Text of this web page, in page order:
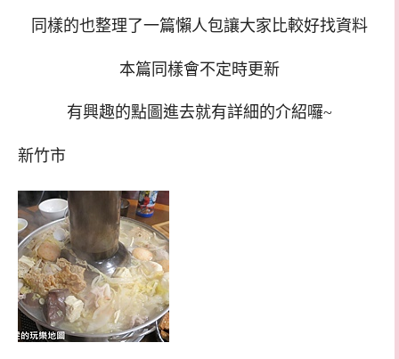
同樣的也整理了一篇懶人包讓大家比較好找資料
本篇同樣會不定時更新
有興趣的點圖進去就有詳細的介紹囉~
新竹市